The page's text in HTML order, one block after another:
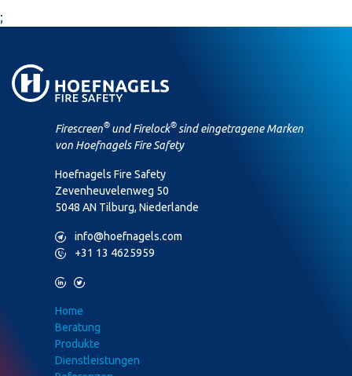
;
Firescreen® und Firelock® sind eingetragene Marken
von Hoefnagels Fire Safety
Hoefnagels Fire Safety
Zevenheuvelenweg 50
5048 AN Tilburg, Niederlande
M info@hoefnagels.com
P +31 13 4625959
L T
Home
Beratung
Produkte
Dienstleistungen